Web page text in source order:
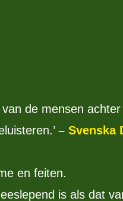
de mensen achter
– Svenska
en feiten.
is als dat